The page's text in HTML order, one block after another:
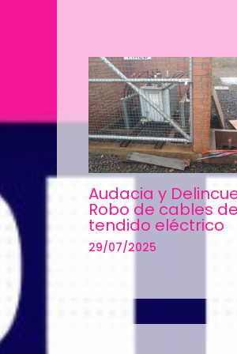
Audacia y
Robo de cables
tendido eléctrico
29/07/2025